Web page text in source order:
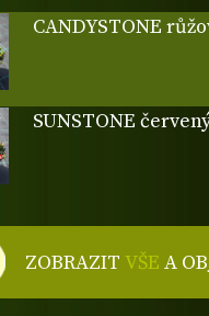
CANDYSTONE
SUNSTONE
ZOBRAZITVŠE A